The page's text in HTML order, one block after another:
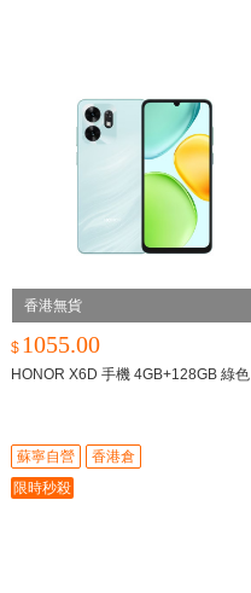
香港無貨
$ 1055.00
HONOR X6D 手機 4GB+128GB 綠色
蘇寧自營
香港倉
限時秒殺